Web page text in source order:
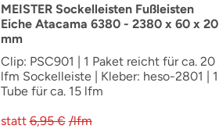
MEISTER Sockelleisten Fußleisten
Eiche Atacama 6380 - 2380 x 60 x 20
mm
Clip: PSC901 | 1 Paket reicht für ca. 20
lfm Sockelleiste | Kleber: heso-2801 | 1
Tube für ca. 15 lfm
statt 6,95 € /lfm